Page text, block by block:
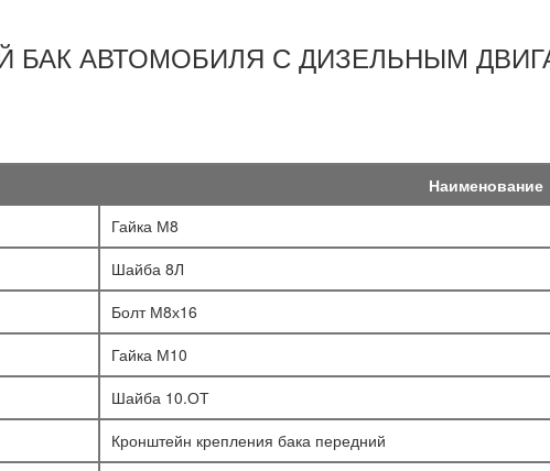
БАК АВТОМОБИЛЯ С ДИЗЕЛЬНЫМ
Наименование
Гайка М8
Шайба 8Л
Болт М8х16
Гайка М10
Шайба 10.ОТ
Кронштейн крепления бака передний